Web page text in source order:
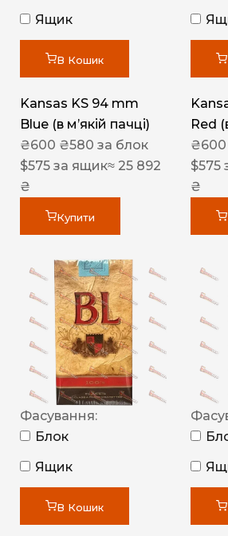
Ящик
В Кошик
Kansas KS 94 mm
Blue (в мʼякій пачці)
₴600 ₴580 за блок
$575 за ящик≈ 25 892
₴
Купити
Red
₴600
$575
₴
Фасування:
Блок
Ящик
В Кошик